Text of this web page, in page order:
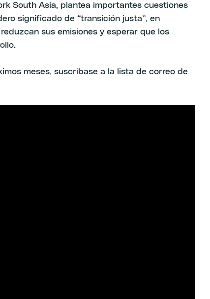
South Asia, plantea importantes cuestiones
significado de “transición justa”, en
sus emisiones y esperar que los
meses, suscríbase a la lista de correo de